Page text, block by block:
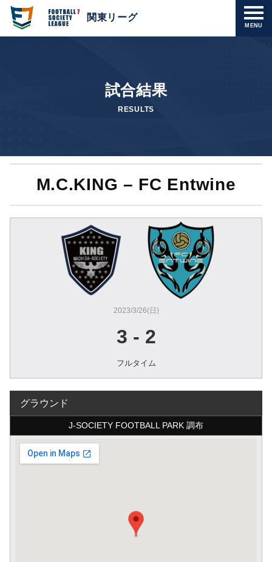
MENU
関東リーグ
試合結果
RESULTS
M.C.KING – FC Entwine
2023/3/26(日)
3 - 2
フルタイム
グラウンド
J-SOCIETY FOOTBALL PARK 調布